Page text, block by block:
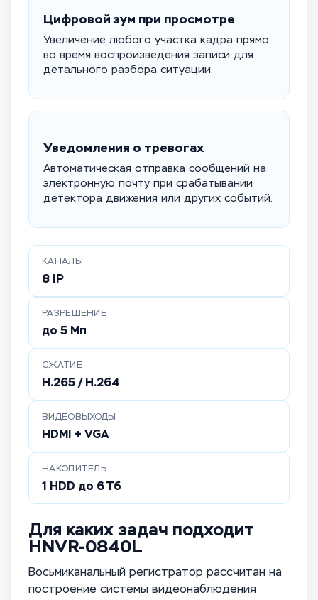
Цифровой зум при просмотре
Увеличение любого участка кадра прямо
во время воспроизведения записи для
детального разбора ситуации.
Уведомления о тревогах
Автоматическая отправка сообщений на
электронную почту при срабатывании
детектора движения или других событий.
КАНАЛЫ
8 IP
РАЗРЕШЕНИЕ
до 5 Мп
СЖАТИЕ
H.265 / H.264
ВИДЕОВЫХОДЫ
HDMI + VGA
НАКОПИТЕЛЬ
1 HDD до 6 Тб
Для каких задач подходит
HNVR-0840L
Восьмиканальный регистратор рассчитан на
построение системы видеонаблюдения